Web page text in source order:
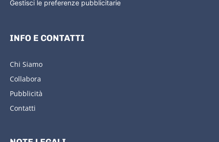
Gestisci le preferenze pubblicitarie
INFO E CONTATTI
Chi Siamo
Collabora
Pubblicità
Contatti